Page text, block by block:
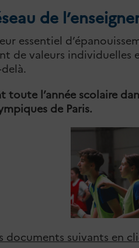
de
essentiel
de valeurs
l’année scolaire
de Paris.
suivants en